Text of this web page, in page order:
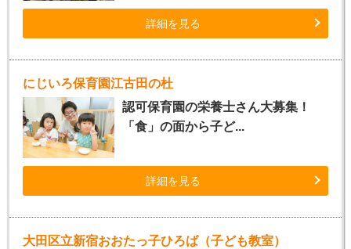
詳細を見る
にじいろ保育園江古田の杜
認可保育園の栄養士さん大募集！
「食」の面から子ど...
詳細を見る
大田区立新宿おおたっ子ひろば（子ども教室）